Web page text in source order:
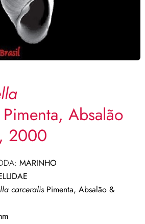
Absalão
2000
MARINHO
carceralisPimenta, Absalão &